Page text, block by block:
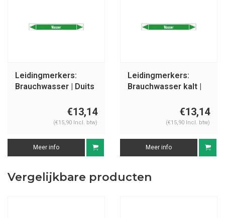
Leidingmerkers:
Brauchwasser | Duits
€13,14
(€15,90 Incl. btw)
Meer info
Leidingmerkers:
Brauchwasser kalt |
€13,14
(€15,90 Incl. btw)
Meer info
Vergelijkbare producten